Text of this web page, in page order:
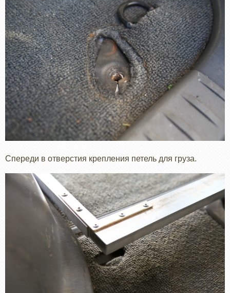
Спереди в отверстия крепления петель для груза.